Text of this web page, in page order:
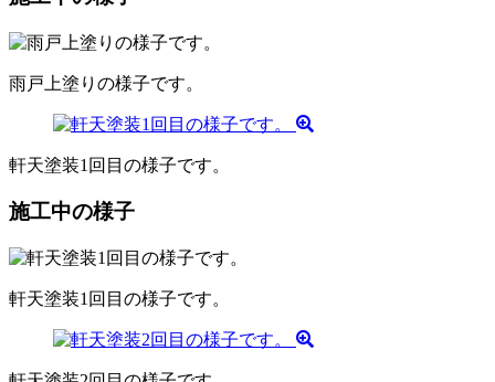
雨戸上塗りの様子です。
軒天塗装1回目の様子です。
施工中の様子
軒天塗装1回目の様子です。